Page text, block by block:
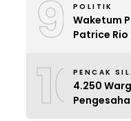
9 POLITIK
Waketum
Patrice
10PENCAK
4.250